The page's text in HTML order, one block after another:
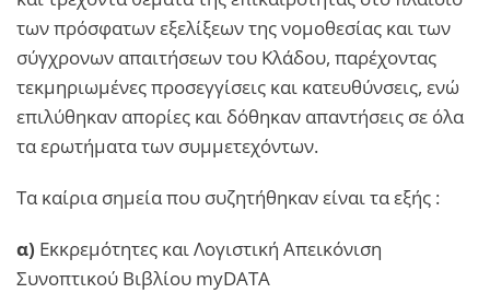
των πρόσφατων εξελίξεων της νομοθεσίας και των
σύγχρονων απαιτήσεων του Κλάδου, παρέχοντας
τεκμηριωμένες προσεγγίσεις και κατευθύνσεις, ενώ
επιλύθηκαν απορίες και δόθηκαν απαντήσεις σε όλα
τα ερωτήματα των συμμετεχόντων.
Τα καίρια σημεία που συζητήθηκαν είναι τα εξής :
α) Εκκρεμότητες και Λογιστική Απεικόνιση
Συνοπτικού Βιβλίου myDATA